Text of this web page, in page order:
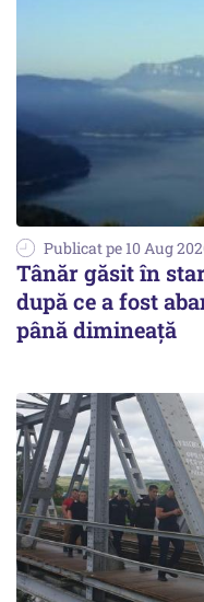
Publicat pe 10 Aug
Tânăr găsit în
după ce a fost
până dimineață